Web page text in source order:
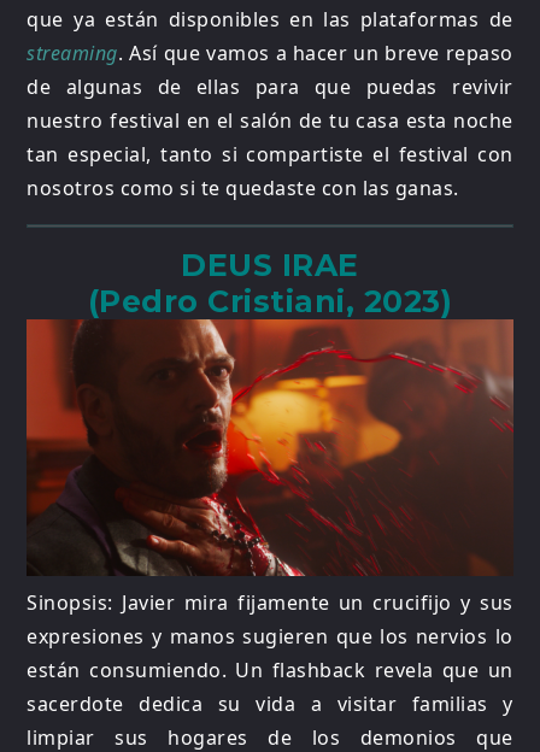
que ya están disponibles en las plataformas de
streaming. Así que vamos a hacer un breve repaso
de algunas de ellas para que puedas revivir
nuestro festival en el salón de tu casa esta noche
tan especial, tanto si compartiste el festival con
nosotros como si te quedaste con las ganas.
DEUS IRAE
(Pedro Cristiani, 2023)
Sinopsis: Javier mira fijamente un crucifijo y sus
expresiones y manos sugieren que los nervios lo
están consumiendo. Un flashback revela que un
sacerdote dedica su vida a visitar familias y
limpiar sus hogares de los demonios que